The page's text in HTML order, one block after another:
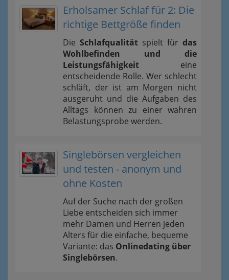
Erholsamer Schlaf für 2: Die
richtige Bettgröße finden
Die Schlafqualität spielt für das
Wohlbefinden und die
Leistungsfähigkeit eine
entscheidende Rolle. Wer schlecht
schläft, der ist am Morgen nicht
ausgeruht und die Aufgaben des
Alltags können zu einer wahren
Belastungsprobe werden.
Singlebörsen vergleichen
und testen - anonym und
ohne Kosten
Auf der Suche nach der großen
Liebe entscheiden sich immer
mehr Damen und Herren jeden
Alters für die einfache, bequeme
Variante: das Onlinedating über
Singlebörsen.